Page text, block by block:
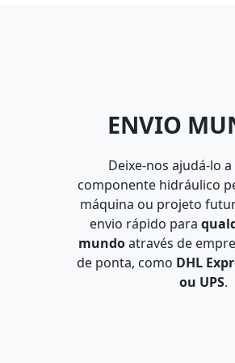
ENVIO
Deixe-nos ajudá-lo
componente hidráulico
máquina ou projeto
envio rápido para
mundoatravés de
de ponta, como DHL
ou UPS.